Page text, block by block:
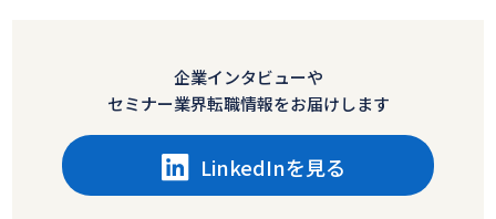
企業インタビューや
セミナー業界転職情報をお届けします
LinkedInを見る